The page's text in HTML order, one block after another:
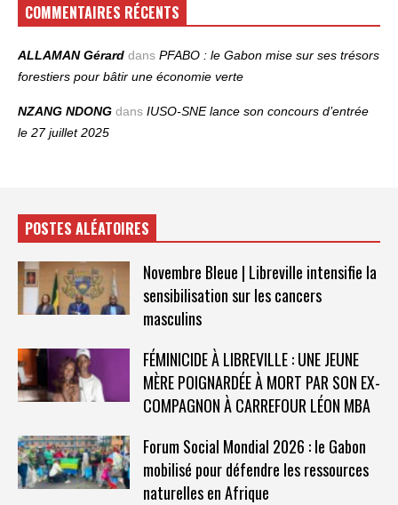
COMMENTAIRES RÉCENTS
ALLAMAN Gérard dans PFABO : le Gabon mise sur ses trésors
forestiers pour bâtir une économie verte
NZANG NDONG dans IUSO‑SNE lance son concours d’entrée
le 27 juillet 2025
POSTES ALÉATOIRES
Novembre Bleue | Libreville intensifie la
sensibilisation sur les cancers
masculins
FÉMINICIDE À LIBREVILLE : UNE JEUNE
MÈRE POIGNARDÉE À MORT PAR SON EX-
COMPAGNON À CARREFOUR LÉON MBA
Forum Social Mondial 2026 : le Gabon
mobilisé pour défendre les ressources
naturelles en Afrique